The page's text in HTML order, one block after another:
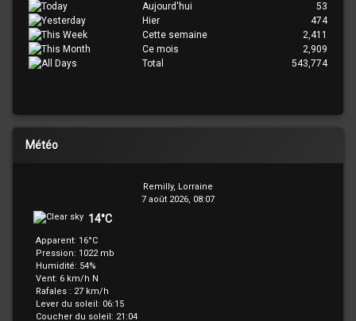
Aujourd'hui
53
Hier
474
Cette semaine
2,411
Ce mois
2,909
Total
543,774
Météo
Remilly, Lorraine
7 août 2026, 08:07
14°C
Apparent: 16°C
Pression: 1022 mb
Humidité: 54%
Vent: 6 km/h N
Rafales : 27 km/h
Lever du soleil: 06:15
Coucher du soleil: 21:04